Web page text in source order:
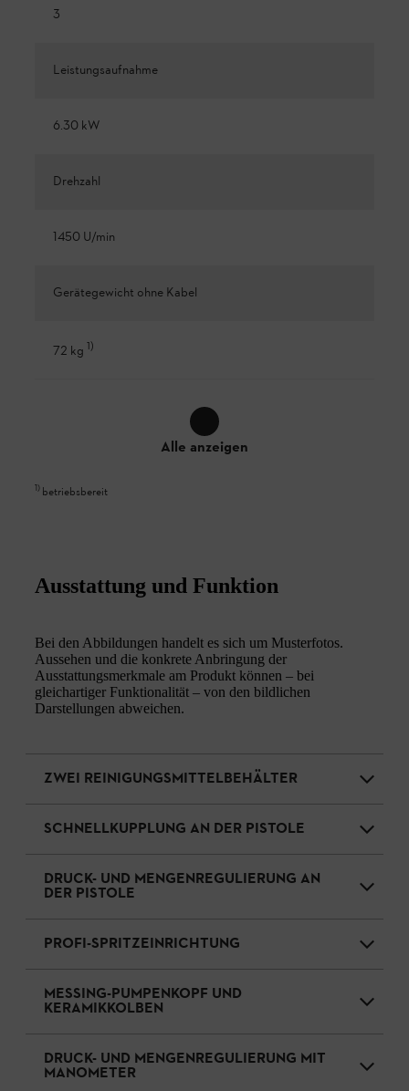
3
Leistungsaufnahme
6.30 kW
Drehzahl
1450 U/min
Gerätegewicht ohne Kabel
72 kg 1)
Alle anzeigen
1) betriebsbereit
Ausstattung und Funktion
Bei den Abbildungen handelt es sich um Musterfotos.
Aussehen und die konkrete Anbringung der
Ausstattungsmerkmale am Produkt können – bei
gleichartiger Funktionalität – von den bildlichen
Darstellungen abweichen.
ZWEI REINIGUNGSMITTELBEHÄLTER
SCHNELLKUPPLUNG AN DER PISTOLE
DRUCK- UND MENGENREGULIERUNG AN
DER PISTOLE
PROFI-SPRITZEINRICHTUNG
MESSING-PUMPENKOPF UND
KERAMIKKOLBEN
DRUCK- UND MENGENREGULIERUNG MIT
MANOMETER